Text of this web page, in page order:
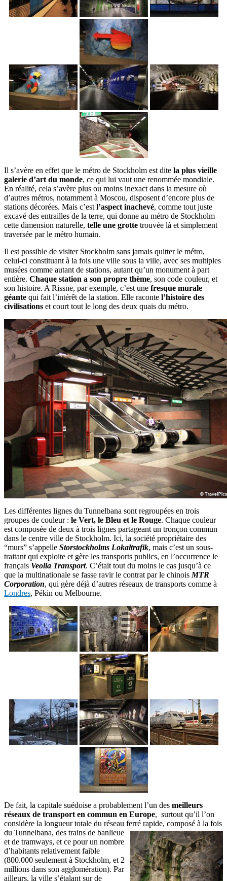
Il s’avère en effet que le métro de Stockholm est dite la plus vieille
galerie d’art du monde, ce qui lui vaut une renommée mondiale.
En réalité, cela s’avère plus ou moins inexact dans la mesure où
d’autres métros, notamment à Moscou, disposent d’encore plus de
stations décorées. Mais c’est l’aspect inachevé, comme tout juste
excavé des entrailles de la terre, qui donne au métro de Stockholm
cette dimension naturelle, telle une grotte trouvée là et simplement
traversée par le métro humain.
Il est possible de visiter Stockholm sans jamais quitter le métro,
celui-ci constituant à la fois une ville sous la ville, avec ses multiples
musées comme autant de stations, autant qu’un monument à part
entière. Chaque station a son propre thème, son code couleur, et
son histoire. A Rissne, par exemple, c’est une fresque murale
géante qui fait l’intérêt de la station. Elle raconte l’histoire des
civilisations et court tout le long des deux quais du métro.
Les différentes lignes du Tunnelbana sont regroupées en trois
groupes de couleur : le Vert, le Bleu et le Rouge. Chaque couleur
est composée de deux à trois lignes partageant un tronçon commun
dans le centre ville de Stockholm. Ici, la société propriétaire des
“murs” s’appelle Storstockholms Lokaltrafik, mais c’est un sous-
traitant qui exploite et gère les transports publics, en l’occurrence le
français Veolia Transport. C’était tout du moins le cas jusqu’à ce
que la multinationale se fasse ravir le contrat par le chinois MTR
Corporation, qui gère déjà d’autres réseaux de transports comme à
Londres, Pékin ou Melbourne.
De fait, la capitale suédoise a probablement l’un des meilleurs
réseaux de transport en commun en Europe, surtout qu’il l’on
considère la longueur totale du réseau ferré rapide, composé à la fois
du Tunnelbana, des trains de banlieue
et de tramways, et ce pour un nombre
d’habitants relativement faible
(800.000 seulement à Stockholm, et 2
millions dans son agglomération). Par
ailleurs, la ville s’étalant sur de